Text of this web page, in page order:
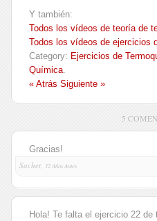
Y también:
Todos los vídeos de teoría de
Todos los vídeos de ejercicios
Category: Ejercicios de
Química.
« Atrás Siguiente »
5
Gracias!
Sachet,
12 Años Antes
Hola! Te falta el ejercicio 22 de